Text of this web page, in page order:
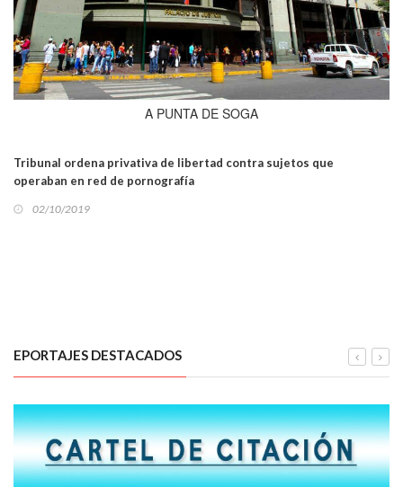
A PUNTA DE SOGA
Tribunal ordena privativa de libertad contra sujetos que
operaban en red de pornografía
02/10/2019
EPORTAJES DESTACADOS